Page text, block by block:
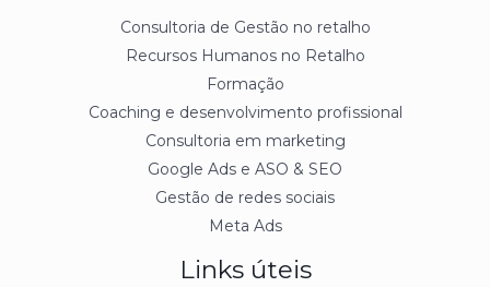
Consultoria de Gestão no retalho
Recursos Humanos no Retalho
Formação
Coaching e desenvolvimento profissional
Consultoria em marketing
Google Ads e ASO & SEO
Gestão de redes sociais
Meta Ads
Links úteis